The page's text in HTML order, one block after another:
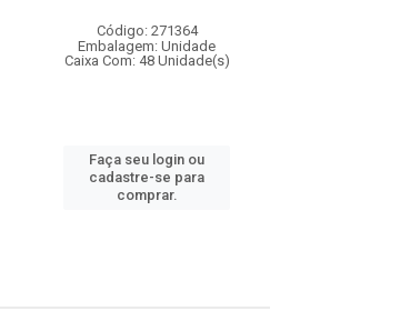
Código: 271364
Embalagem: Unidade
Caixa Com: 48 Unidade(s)
Faça seu login ou
cadastre-se para
comprar.